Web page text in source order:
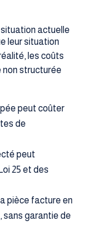
actuelle
leur situation
les coûts
non structurée
peut coûter
de
peut
25 et des
pièce facture en
sans garantie de